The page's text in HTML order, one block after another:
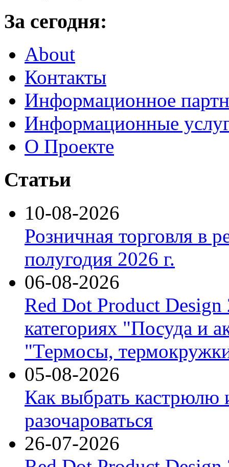
За сегодня:
About
Контакты
Информационное
Информационные
О Проекте
Статьи
10-08-2026
Розничная торговля в
полугодия 2026 г.
06-08-2026
Red Dot Product Design
категориях "Посуда и
"Термосы,
05-08-2026
Как выбрать кастрюлю
разочароваться
26-07-2026